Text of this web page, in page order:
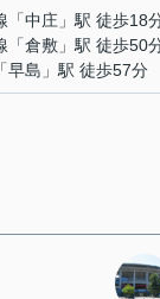
「中庄 」駅 徒歩18
「倉敷 」駅 徒歩50
「早島 」駅 徒歩57分